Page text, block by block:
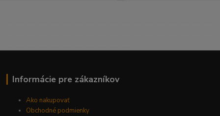
Informácie pre zákazníkov
Ako nakupovať
Obchodné podmienky